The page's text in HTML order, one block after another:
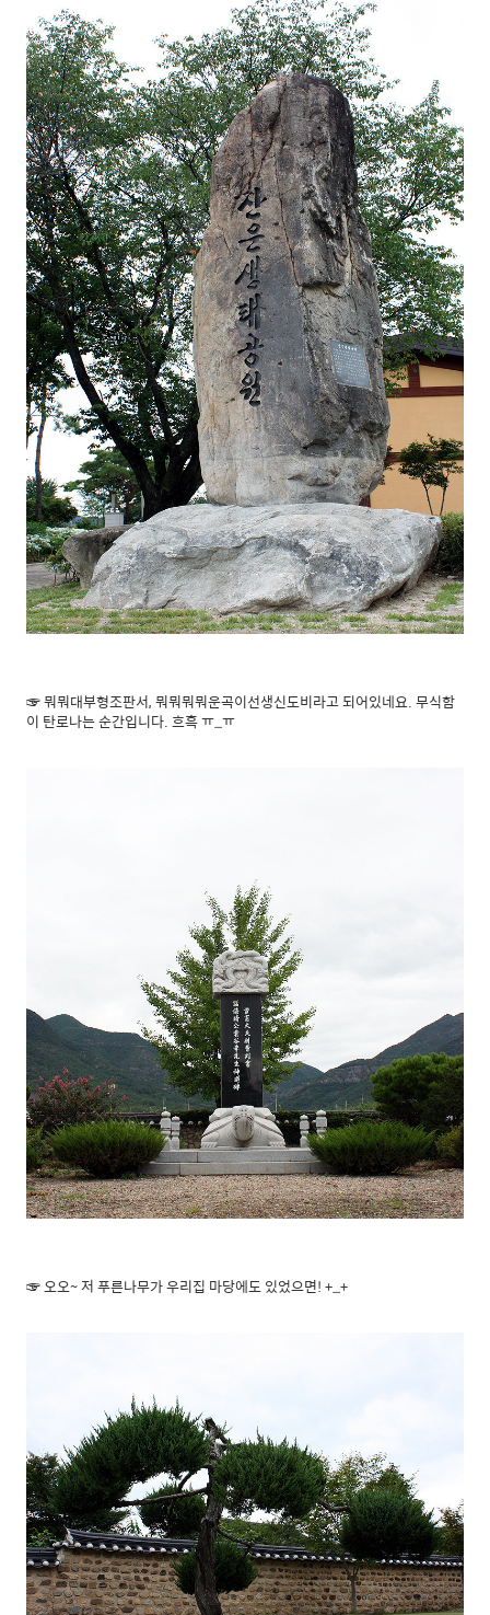
☞ 뭐뭐대부형조판서, 뭐뭐뭐뭐운곡이선생신도비라고 되어있네요. 무식함
이 탄로나는 순간입니다. 흐흑 ㅠ_ㅠ
☞ 오오~ 저 푸른나무가 우리집 마당에도 있었으면! +_+